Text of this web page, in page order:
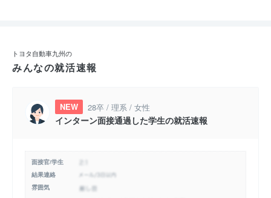
トヨタ自動車九州の
みんなの就活速報
NEW 28卒 / 理系 / 女性
インターン面接通過した学生の就活速報
面接官/学生
結果連絡
雰囲気